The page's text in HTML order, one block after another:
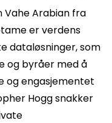
Vahe Arabian fra
er verdens
dataløsninger, som
og byråer med å
og engasjementet
Hoggsnakker